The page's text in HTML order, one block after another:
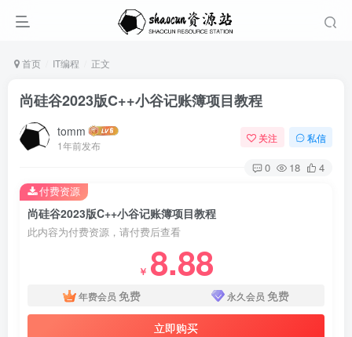
首页 IT编程 正文
尚硅谷2023版C++小谷记账簿项目教程
tomm
1年前发布
关注 私信
0 18 4
尚硅谷2023版C++小谷记账簿项目教程
此内容为付费资源，请付费后查看
￥ 8.88
年费会员 免费 永久会员 免费
立即购买
付费资源